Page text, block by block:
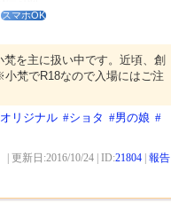
スマホOK
を主に扱い中です。近頃、創
梵でR18なので入場にはご注
リジナル #ショタ #男の娘 #
| 更新日:2016/10/24 | ID:21804 報告